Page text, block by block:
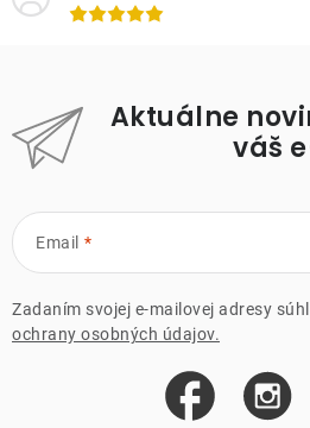
Aktuálne
váš
Email
Zadaním svojej e-mailovej adresy
ochrany osobných údajov.